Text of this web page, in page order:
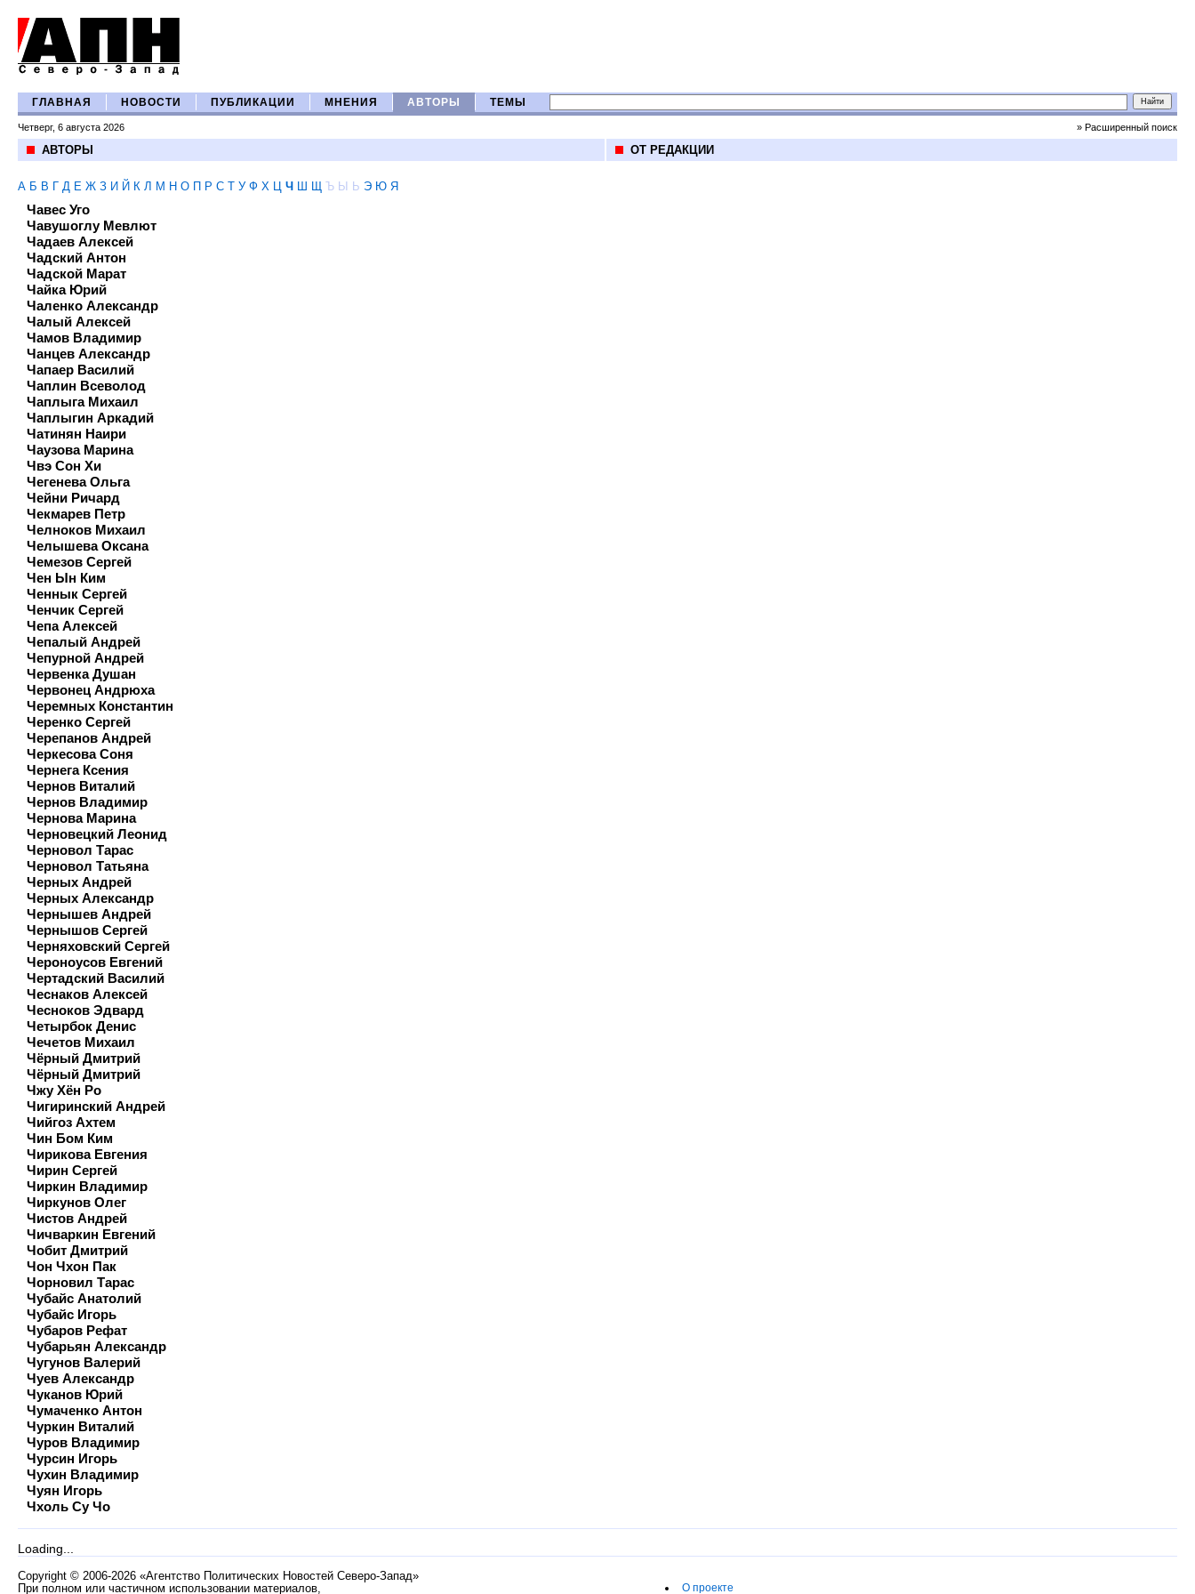
ГЛАВНАЯ НОВОСТИ ПУБЛИКАЦИИ МНЕНИЯ АВТОРЫ ТЕМЫ
Четверг, 6 августа 2026 » Расширенный поиск
АВТОРЫ
А Б В Г Д Е Ж З И Й К Л М Н О П Р С Т У Ф Х Ц Ч Ш Щ Ъ Ы Ь Э Ю Я
Чавес Уго
Чавушоглу Мевлют
Чадаев Алексей
Чадский Антон
Чадской Марат
Чайка Юрий
Чаленко Александр
Чалый Алексей
Чамов Владимир
Чанцев Александр
Чапаер Василий
Чаплин Всеволод
Чаплыга Михаил
Чаплыгин Аркадий
Чатинян Наири
Чаузова Марина
Чвэ Сон Хи
Чегенева Ольга
Чейни Ричард
Чекмарев Петр
Челноков Михаил
Челышева Оксана
Чемезов Сергей
Чен Ын Ким
Ченнык Сергей
Ченчик Сергей
Чепа Алексей
Чепалый Андрей
Чепурной Андрей
Червенка Душан
Червонец Андрюха
Черемных Константин
Черенко Сергей
Черепанов Андрей
Черкесова Соня
Чернега Ксения
Чернов Виталий
Чернов Владимир
Чернова Марина
Черновецкий Леонид
Черновол Тарас
Черновол Татьяна
Черных Андрей
Черных Александр
Чернышев Андрей
Чернышов Сергей
Черняховский Сергей
Чероноусов Евгений
Чертадский Василий
Чеснаков Алексей
Чесноков Эдвард
Четырбок Денис
Чечетов Михаил
Чёрный Дмитрий
Чёрный Дмитрий
Чжу Хён Ро
Чигиринский Андрей
Чийгоз Ахтем
Чин Бом Ким
Чирикова Евгения
Чирин Сергей
Чиркин Владимир
Чиркунов Олег
Чистов Андрей
Чичваркин Евгений
Чобит Дмитрий
Чон Чхон Пак
Чорновил Тарас
Чубайс Анатолий
Чубайс Игорь
Чубаров Рефат
Чубарьян Александр
Чугунов Валерий
Чуев Александр
Чуканов Юрий
Чумаченко Антон
Чуркин Виталий
Чуров Владимир
Чурсин Игорь
Чухин Владимир
Чуян Игорь
Чхоль Су Чо
ОТ РЕДАКЦИИ
Loading...
Copyright © 2006-2026 «Агентство Политических Новостей Северо-Запад»
При полном или частичном использовании материалов,
О проекте